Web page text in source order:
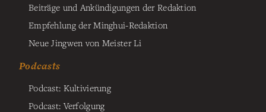
Beiträge und Ankündigungen der Redaktion
Empfehlung der Minghui-Redaktion
Neue Jingwen von Meister Li
Podcasts
Podcast: Kultivierung
Podcast: Verfolgung